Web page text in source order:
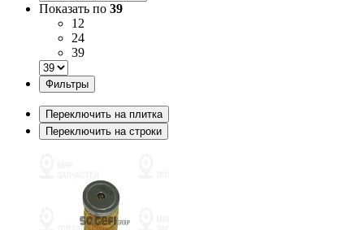
Показать по 39
12
24
39
Фильтры
Переключить на плитка
Переключить на строки